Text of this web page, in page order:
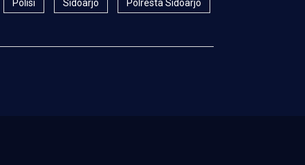
Polisi Sidoarjo Polresta Sidoarjo